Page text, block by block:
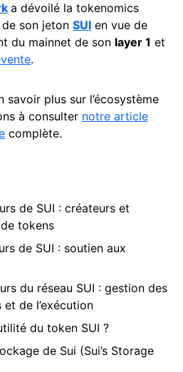
a dévoilé la tokenomics
son jeton SUI en vue de
du mainnet de son layer 1 et
.
savoir plus sur l’écosystème
à consulter notre article
complète.
de SUI : créateurs et
tokens
de SUI : soutien aux
du réseau SUI : gestion des
de l’exécution
du token SUI ?
de Sui (Sui’s Storage